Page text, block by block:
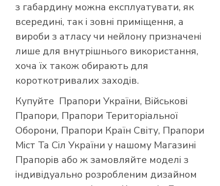
з габардину можна експлуатувати, як
всередині, так і зовні приміщення, а
вироби з атласу чи нейлону призначені
лише для внутрішнього використання,
хоча їх також обирають для
короткотривалих заходів.
Купуйте Прапори України, Військові
Прапори, Прапори Територіальної
Оборони, Прапори Країн Світу, Прапори
Міст Та Сіл України у нашому Магазині
Прапорів або ж замовляйте моделі з
індивідуально розробленим дизайном